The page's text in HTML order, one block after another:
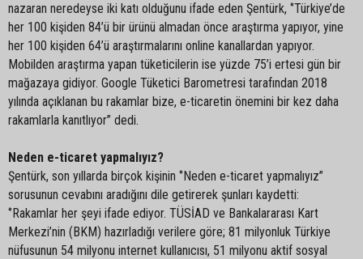
nazaran neredeyse iki katı olduğunu ifade eden Şentürk, ‘’Türkiye’de
her 100 kişiden 84’ü bir ürünü almadan önce araştırma yapıyor, yine
her 100 kişiden 64’ü araştırmalarını online kanallardan yapıyor.
Mobilden araştırma yapan tüketicilerin ise yüzde 75’i ertesi gün bir
mağazaya gidiyor. Google Tüketici Barometresi tarafından 2018
yılında açıklanan bu rakamlar bize, e-ticaretin önemini bir kez daha
rakamlarla kanıtlıyor” dedi.
Neden e-ticaret yapmalıyız?
Şentürk, son yıllarda birçok kişinin ‘’Neden e-ticaret yapmalıyız’’
sorusunun cevabını aradığını dile getirerek şunları kaydetti:
‘’Rakamlar her şeyi ifade ediyor. TÜSİAD ve Bankalararası Kart
Merkezi’nin (BKM) hazırladığı verilere göre; 81 milyonluk Türkiye
nüfusunun 54 milyonu internet kullanıcısı, 51 milyonu aktif sosyal